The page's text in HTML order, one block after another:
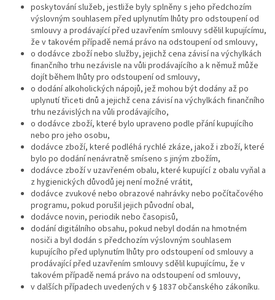
poskytování služeb, jestliže byly splněny s jeho předchozím
výslovným souhlasem před uplynutím lhůty pro odstoupení od
smlouvy a prodávající před uzavřením smlouvy sdělil kupujícímu,
že v takovém případě nemá právo na odstoupení od smlouvy,
o dodávce zboží nebo služby, jejichž cena závisí na výchylkách
finančního trhu nezávisle na vůli prodávajícího a k němuž může
dojít během lhůty pro odstoupení od smlouvy,
o dodání alkoholických nápojů, jež mohou být dodány až po
uplynutí třiceti dnů a jejichž cena závisí na výchylkách finančního
trhu nezávislých na vůli prodávajícího,
o dodávce zboží, které bylo upraveno podle přání kupujícího
nebo pro jeho osobu,
dodávce zboží, které podléhá rychlé zkáze, jakož i zboží, které
bylo po dodání nenávratně smíseno s jiným zbožím,
dodávce zboží v uzavřeném obalu, které kupující z obalu vyňal a
z hygienických důvodů jej není možné vrátit,
dodávce zvukové nebo obrazové nahrávky nebo počítačového
programu, pokud porušil jejich původní obal,
dodávce novin, periodik nebo časopisů,
dodání digitálního obsahu, pokud nebyl dodán na hmotném
nosiči a byl dodán s předchozím výslovným souhlasem
kupujícího před uplynutím lhůty pro odstoupení od smlouvy a
prodávající před uzavřením smlouvy sdělil kupujícímu, že v
takovém případě nemá právo na odstoupení od smlouvy,
v dalších případech uvedených v § 1837 občanského zákoníku.